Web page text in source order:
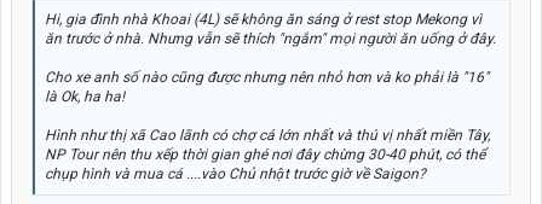
Hi, gia đình nhà Khoai (4L) sẽ không ăn sáng ở rest stop Mekong vì
ăn trước ở nhà. Nhưng vẫn sẽ thích "ngắm" mọi người ăn uống ở đây.
Cho xe anh số nào cũng được nhưng nên nhỏ hơn và ko phải là "16"
là Ok, ha ha!
Hình như thị xã Cao lãnh có chợ cá lớn nhất và thú vị nhất miền Tây,
NP Tour nên thu xếp thời gian ghé nơi đây chừng 30-40 phút, có thể
chụp hình và mua cá ....vào Chủ nhật trước giờ về Saigon?